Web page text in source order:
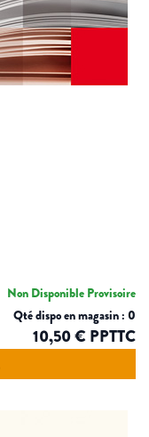
Non Disponible Provisoire
Qté dispo en magasin : 0
10,50 € PPTTC